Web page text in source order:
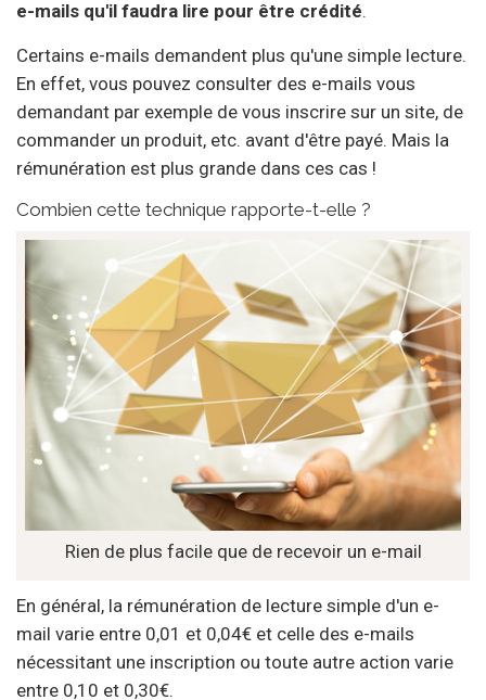
e-mails qu'il faudra lire pour être crédité.
Certains e-mails demandent plus qu'une simple lecture.
En effet, vous pouvez consulter des e-mails vous
demandant par exemple de vous inscrire sur un site, de
commander un produit, etc. avant d'être payé. Mais la
rémunération est plus grande dans ces cas !
Combien cette technique rapporte-t-elle ?
Rien de plus facile que de recevoir un e-mail
En général, la rémunération de lecture simple d'un e-
mail varie entre 0,01 et 0,04€ et celle des e-mails
nécessitant une inscription ou toute autre action varie
entre 0,10 et 0,30€.